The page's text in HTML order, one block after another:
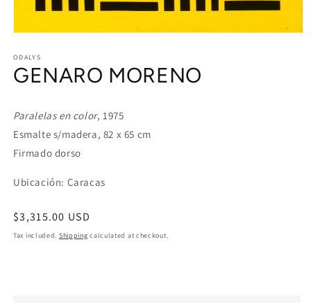
1
in
modal
ODALYS
GENARO MORENO
Paralelas en color, 1975
Esmalte s/madera, 82 x 65 cm
Firmado dorso
Ubicación: Caracas
Regular
price
$3,315.00 USD
Tax included. Shipping calculated at checkout.